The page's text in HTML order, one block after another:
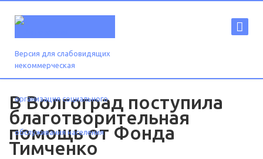
Версия для слабовидящих
В Волгоград поступила
благотворительная
помощь от Фонда
Тимченко